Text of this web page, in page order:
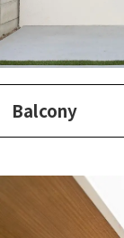
Balcony